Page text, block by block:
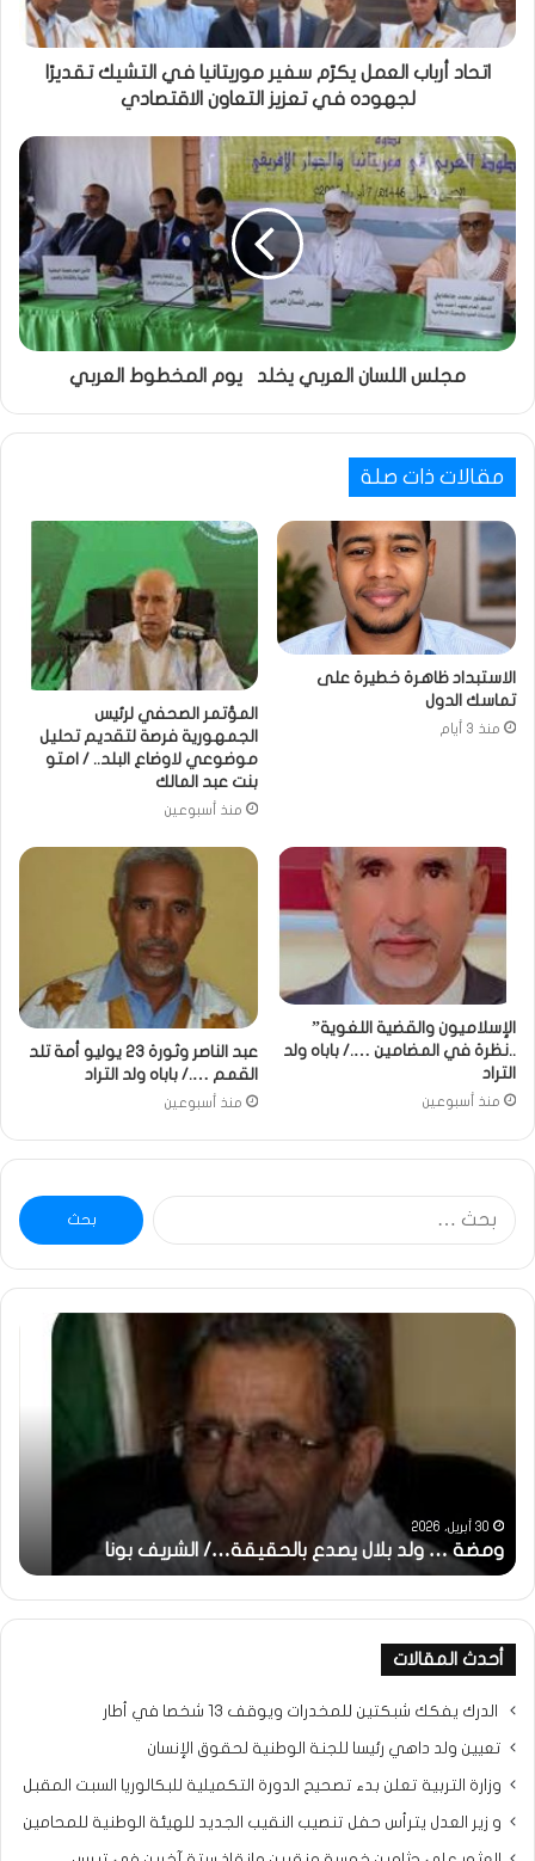
اتحاد أرباب العمل يكرّم سفير موريتانيا في التشيك تقديرًا
لجهوده في تعزيز التعاون الاقتصادي
مجلس اللسان العربي يخلد يوم المخطوط العربي
مقالات ذات صلة
الاستبداد ظاهرة خطيرة على
تماسك الدول
منذ 3 أيام
المؤتمر الصحفي لرئيس
الجمهورية فرصة لتقديم تحليل
موضوعي لاوضاع البلد.. / امتو
بنت عبد المالك
منذ أسبوعين
الإسلاميون والقضية اللغوية”
..نظرة في المضامين …./ باباه ولد
التراد
منذ أسبوعين
عبد الناصر وثورة 23 يوليو أمة تلد
القمم …./ باباه ولد التراد
منذ أسبوعين
البحث
عن:
ولد بلال يصدع بالحقيقة…/ الشريف بونا
خاطرة
أحدث المقالات
الدرك يفكك شبكتين للمخدرات ويوقف 13 شخصا في أطار
تعيين ولد داهي رئيسا للجنة الوطنية لحقوق الإنسان
وزارة التربية تعلن بدء تصحيح الدورة التكميلية للبكالوريا السبت المقبل
و زير العدل يترأس حفل تنصيب النقيب الجديد للهيئة الوطنية للمحامين